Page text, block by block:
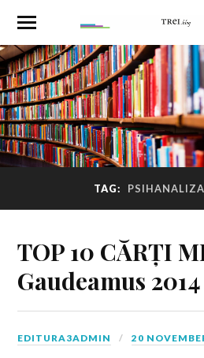
TAG:
TOP 10 CĂRȚI
Gaudeamus 2014
EDITURA3ADMIN 20